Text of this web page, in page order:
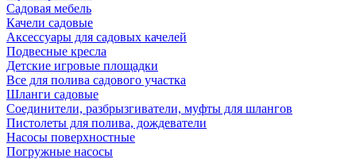
Садовая мебель
Качели садовые
Аксессуары для садовых качелей
Подвесные кресла
Детские игровые площадки
Все для полива садового участка
Шланги садовые
Соединители, разбрызгиватели, муфты для шлангов
Пистолеты для полива, дождеватели
Насосы поверхностные
Погружные насосы